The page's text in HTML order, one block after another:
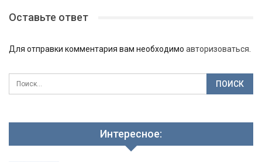
Оставьте ответ
Для отправки комментария вам необходимо авторизоваться.
Интересное: